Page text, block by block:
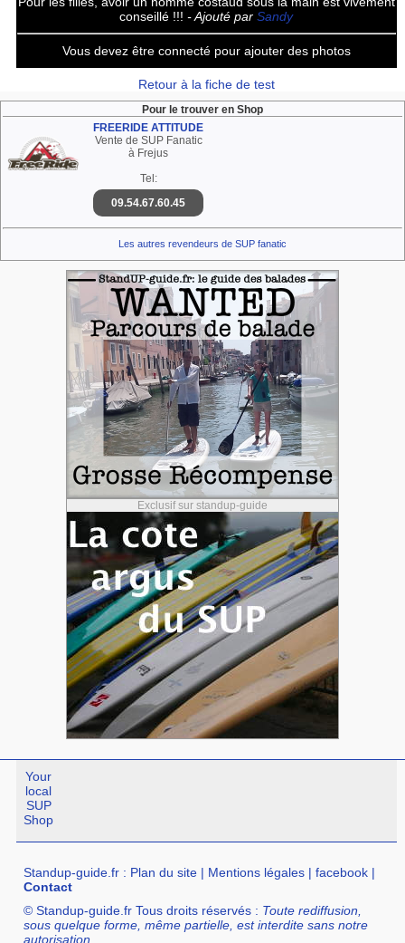
conseillé !!!- Ajouté parSandy
Vous devez être connecté pour ajouter des photos
Retour à la fiche de test
Pour le trouver en Shop
FREERIDE ATTITUDE
Vente de SUP Fanatic
à Frejus
Tel:
09.54.67.60.45
Les autres revendeurs de SUP fanatic
Exclusif sur standup-guide
Your
local
SUP
Shop
Standup-guide.fr : Plan du site | Mentions légales |facebook |
Contact
© Standup-guide.fr Tous droits réservés : Toute rediffusion,
sous quelque forme, même partielle, est interdite sans notre
autorisation.